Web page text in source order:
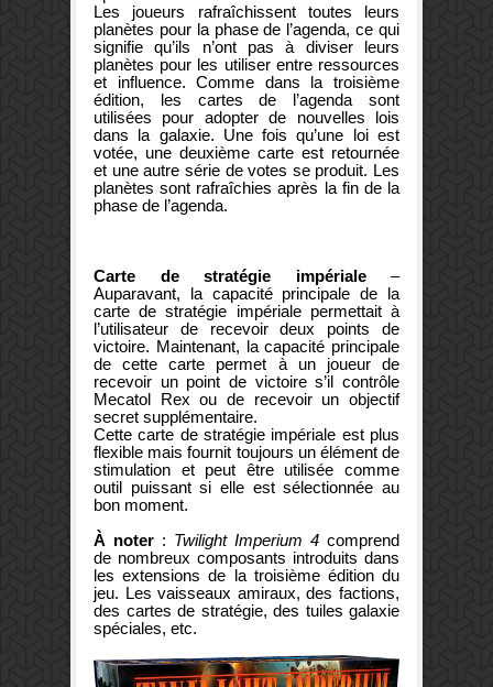
Les joueurs rafraîchissent toutes leurs
planètes pour la phase de l’agenda, ce qui
signifie qu’ils n’ont pas à diviser leurs
planètes pour les utiliser entre ressources
et influence. Comme dans la troisième
édition, les cartes de l’agenda sont
utilisées pour adopter de nouvelles lois
dans la galaxie. Une fois qu’une loi est
votée, une deuxième carte est retournée
et une autre série de votes se produit. Les
planètes sont rafraîchies après la fin de la
phase de l’agenda.
Carte de stratégie impériale–
Auparavant, la capacité principale de la
carte de stratégie impériale permettait à
l’utilisateur de recevoir deux points de
victoire. Maintenant, la capacité principale
de cette carte permet à un joueur de
recevoir un point de victoire s’il contrôle
Mecatol Rex ou de recevoir un objectif
secret supplémentaire.
Cette carte de stratégie impériale est plus
flexible mais fournit toujours un élément de
stimulation et peut être utilisée comme
outil puissant si elle est sélectionnée au
bon moment.
À noter : Twilight Imperium 4 comprend
de nombreux composants introduits dans
les extensions de la troisième édition du
jeu. Les vaisseaux amiraux, des factions,
des cartes de stratégie, des tuiles galaxie
spéciales, etc.